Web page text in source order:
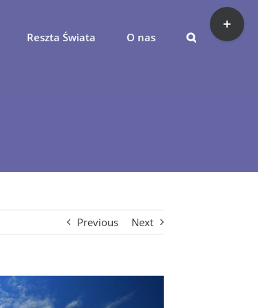
Reszta Świata O nas
Previous Next
Toggle
Sliding
Bar